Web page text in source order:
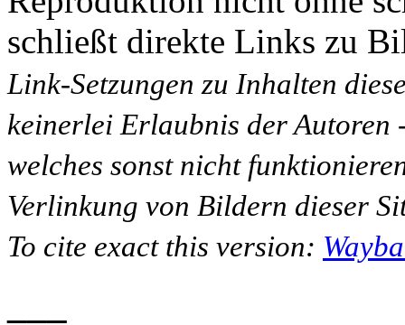
schließt direkte Links zu
Link-Setzungen zu Inhalten
keinerlei Erlaubnis der Autoren
welches sonst nicht
Verlinkung von Bildern dieser
To cite exact this version: